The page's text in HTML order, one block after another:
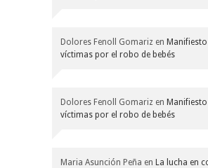
Dolores Fenoll Gomariz en
víctimas por el robo de bebés
Dolores Fenoll Gomariz en
víctimas por el robo de bebés
Maria Asunción Peña en La lucha en